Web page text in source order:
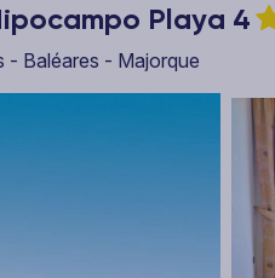
Playa 4
- Baléares - Majorque